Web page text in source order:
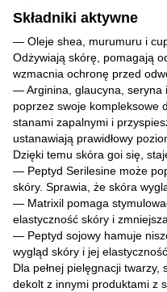
Składniki aktywne
— Oleje shea, murumuru i
Odżywiają skórę, pomagają
wzmacnia ochronę przed
— Arginina, glaucyna, seryna
poprzez swoje kompleksowe
stanami zapalnymi i
ustanawiają prawidłowy
Dzięki temu skóra goi się,
— Peptyd Serilesine może
skóry. Sprawia, że skóra
— Matrixil pomaga
elastyczność skóry i
— Peptyd sojowy hamuje
wygląd skóry i jej elastyczność.
Dla pełnej pielęgnacji twarzy,
dekolt z innymi produktami z